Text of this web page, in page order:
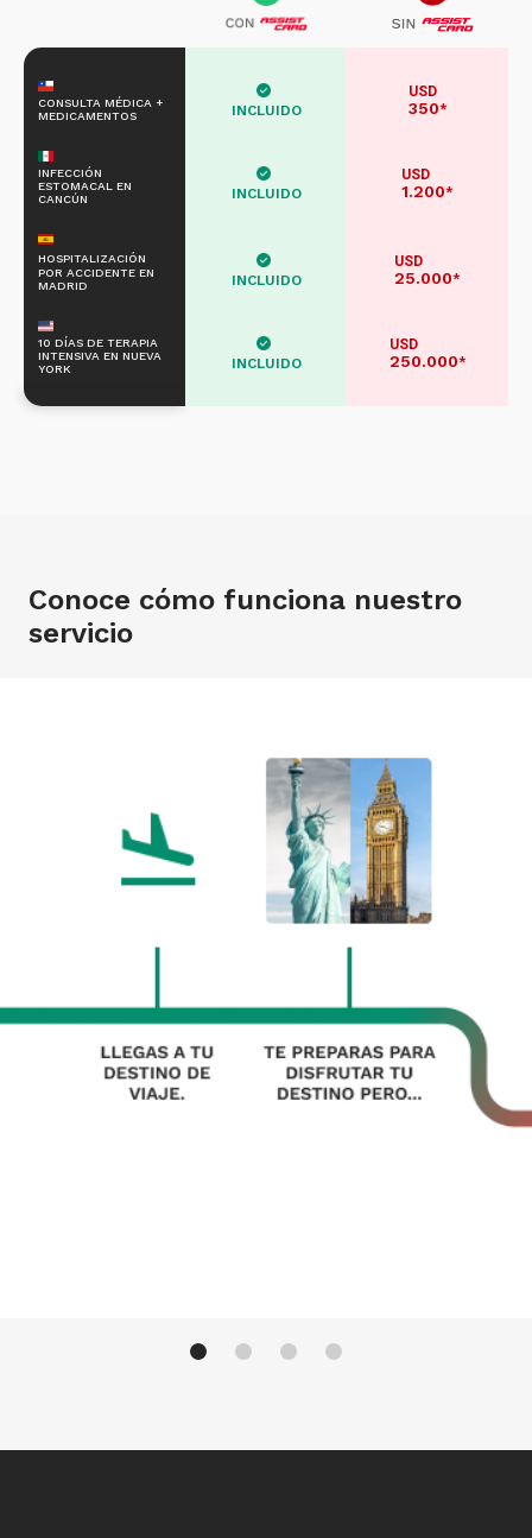
CONSULTA MÉDICA +
MEDICAMENTOS
INCLUIDO
USD
350*
INFECCIÓN
ESTOMACAL EN
CANCÚN
INCLUIDO
USD
1.200*
HOSPITALIZACIÓN
POR ACCIDENTE EN
MADRID
INCLUIDO
USD
25.000*
10 DÍAS DE TERAPIA
INTENSIVA EN NUEVA
YORK
INCLUIDO
USD
250.000*
Conoce cómo funciona nuestro
servicio
tienes algún síntoma por
RECETA PARA
Puedes solicitar las
telemedicina o con un
profesional asignado.
Celular, tablet o notebook:
cubrimos pérdida o robo
de estos dispositivos tan
importantes para tu viaje.